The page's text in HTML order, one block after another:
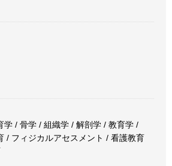
学 / 骨学 / 組織学 / 解剖学 / 教育学 /
/ フィジカルアセスメント / 看護教育